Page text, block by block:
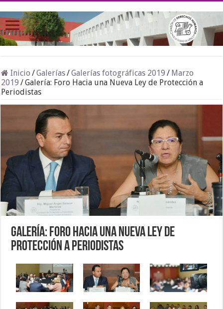
Inicio /Galerías/Galerías fotográficas 2019 / Marzo
2019 /Galería: Foro Hacia una Nueva Ley de Protección a
Periodistas
Galería: Foro Hacia una Nueva Ley de
Protección a Periodistas